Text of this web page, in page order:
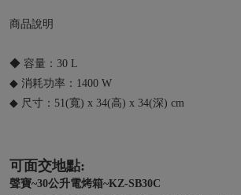
商品說明
◆ 容量：30 L
◆ 消耗功率：1400 W
◆ 尺寸：51(寬) x 34(高) x 34(深) cm
可面交地點:
聲寶~30公升電烤箱~KZ-SB30C